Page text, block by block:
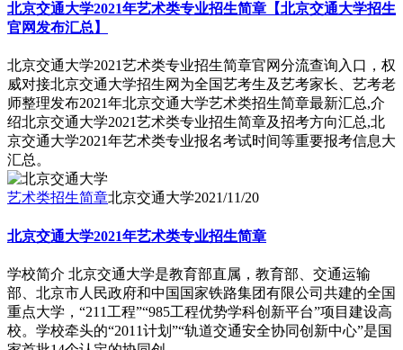
北京交通大学2021年艺术类专业招生简章【北京交通大学招生
官网发布汇总】
北京交通大学2021艺术类专业招生简章官网分流查询入口，权
威对接北京交通大学招生网为全国艺考生及艺考家长、艺考老
师整理发布2021年北京交通大学艺术类招生简章最新汇总,介
绍北京交通大学2021艺术类专业招生简章及招考方向汇总,北
京交通大学2021年艺术类专业报名考试时间等重要报考信息大
汇总。
艺术类招生简章北京交通大学2021/11/20
北京交通大学2021年艺术类专业招生简章
学校简介 北京交通大学是教育部直属，教育部、交通运输
部、北京市人民政府和中国国家铁路集团有限公司共建的全国
重点大学，“211工程”“985工程优势学科创新平台”项目建设高
校。学校牵头的“2011计划”“轨道交通安全协同创新中心”是国